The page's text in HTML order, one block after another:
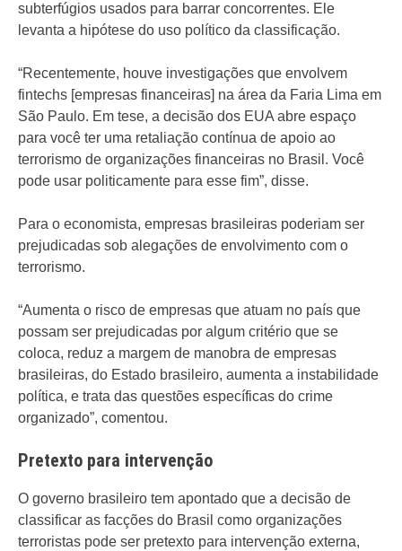
subterfúgios usados para barrar concorrentes. Ele
levanta a hipótese do uso político da classificação.
“Recentemente, houve investigações que envolvem
fintechs [empresas financeiras] na área da Faria Lima em
São Paulo. Em tese, a decisão dos EUA abre espaço
para você ter uma retaliação contínua de apoio ao
terrorismo de organizações financeiras no Brasil. Você
pode usar politicamente para esse fim”, disse.
Para o economista, empresas brasileiras poderiam ser
prejudicadas sob alegações de envolvimento com o
terrorismo.
“Aumenta o risco de empresas que atuam no país que
possam ser prejudicadas por algum critério que se
coloca, reduz a margem de manobra de empresas
brasileiras, do Estado brasileiro, aumenta a instabilidade
política, e trata das questões específicas do crime
organizado”, comentou.
Pretexto para intervenção
O governo brasileiro tem apontado que a decisão de
classificar as facções do Brasil como organizações
terroristas pode ser pretexto para intervenção externa,